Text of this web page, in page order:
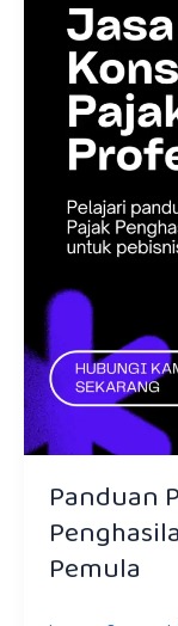
Panduan
Pemula
Pebisnis
Pemula